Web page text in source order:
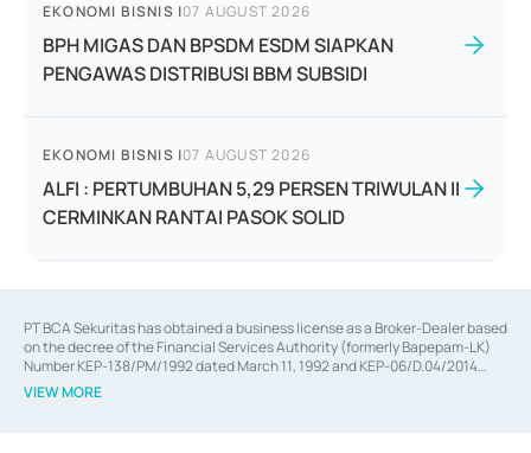
EKONOMI BISNIS |07 AUGUST 2026
BPH MIGAS DAN BPSDM ESDM SIAPKAN
PENGAWAS DISTRIBUSI BBM SUBSIDI
EKONOMI BISNIS |07 AUGUST 2026
ALFI : PERTUMBUHAN 5,29 PERSEN TRIWULAN II
CERMINKAN RANTAI PASOK SOLID
PT BCA Sekuritas has obtained a business license as a Broker-Dealer based
on the decree of the Financial Services Authority (formerly Bapepam-LK)
Number KEP-138/PM/1992 dated March 11, 1992 and KEP-06/D.04/2014
dated February 28, 2014, a business license as an Underwriter based on the
decree of the Financial Services Authority Number KEP-12/PM/PEE/1997
VIEW MORE